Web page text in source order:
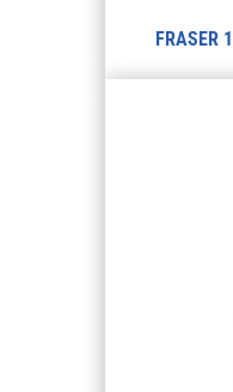
FRASER